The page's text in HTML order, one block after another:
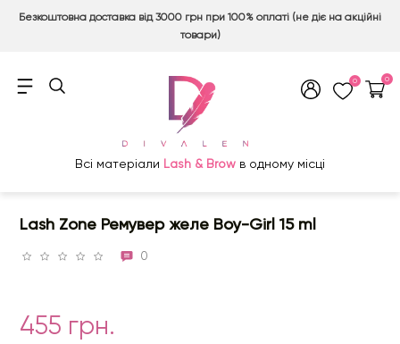
Безкоштовна доставка від 3000 грн при 100% оплаті (не діє на акційні
товари)
0 0
Всі матеріали Lash & Brow в одному місці
Lash Zone Ремувер желе Boy-Girl 15 ml
0
455 грн.